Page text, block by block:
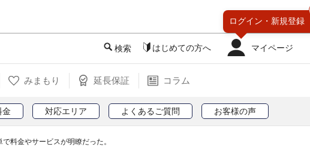
検索 はじめての方へ マイページ
ログイン・ 新規登録
みまもり 延長保証 コラム
金 対応エリア よくあるご質問 お客様の声
料金やサービスが明瞭だった。